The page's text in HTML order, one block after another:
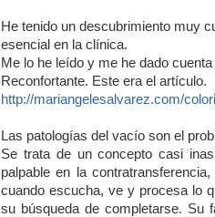
He tenido un descubrimiento muy
esencial en la clínica.
Me lo he leído y me he dado
Reconfortante. Este era el artículo.
http://mariangelesalvarez.com/
Las patologías del vacío son el
Se trata de un concepto casi
palpable en la
cuando escucha, ve y procesa lo
su búsqueda de completarse. Su